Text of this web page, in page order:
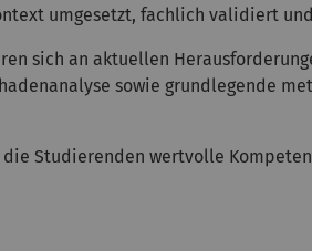
umgesetzt, fachlich validiert
sich an aktuellen
sowie grundlegende
Studierenden wertvolle